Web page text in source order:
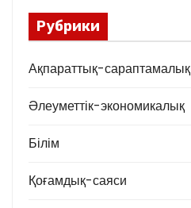
Рубрики
Ақпараттық-сараптамалық
Әлеуметтік-экономикалық
Білім
Қоғамдық-саяси